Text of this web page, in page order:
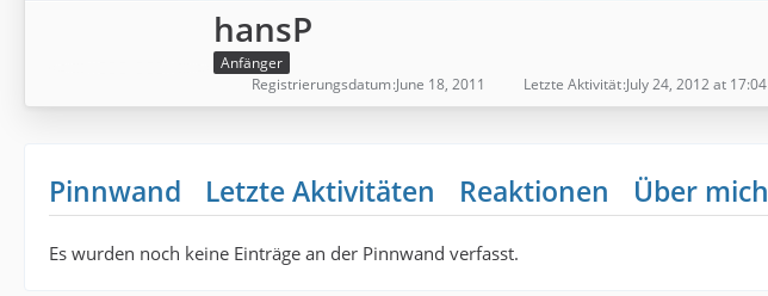
hansP
Anfänger
Registrierungsdatum June 18, 2011 Letzte Aktivität July 24, 2012 at 17:04
Pinnwand Letzte Aktivitäten Reaktionen Über mich
Es wurden noch keine Einträge an der Pinnwand verfasst.